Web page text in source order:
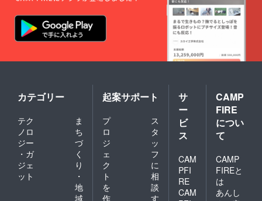
カテゴリー
テク
ノロ
ジー
・ガ
ジェ
ット
ま
ち
づ
く
り
・
地
域
起案サポート
プ
ロ
ジ
ェ
ク
ト
を
作
ス
タ
ッ
フ
に
相
談
す
サ
ー
ビ
ス
CAM
PFI
RE
CAM
CAMP
FIRE
につい
て
CAMP
FIREと
は
あんし